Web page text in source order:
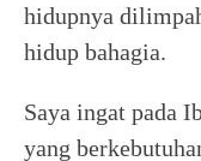
hidupnya
hidup bahagia.
Saya ingat pada
yang